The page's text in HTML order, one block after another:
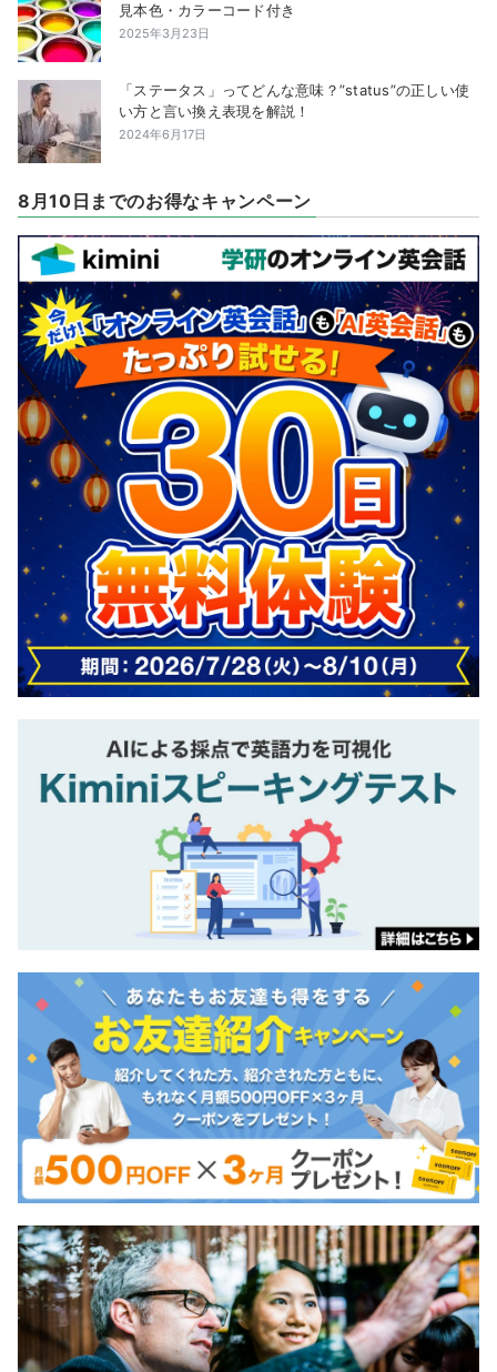
見本色・カラーコード付き
2025年3月23日
「ステータス」ってどんな意味？”status”の正しい使
い方と言い換え表現を解説！
2024年6月17日
8月10日までのお得なキャンペーン